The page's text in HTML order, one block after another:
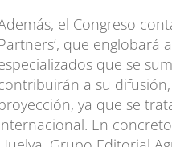
el Congreso
que englobará
que se
a su
ya que se
En